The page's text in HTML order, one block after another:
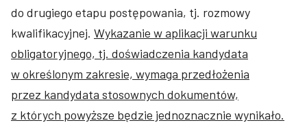
do drugiego etapu postępowania, tj. rozmowy
kwalifikacyjnej. Wykazanie w aplikacji warunku
obligatoryjnego, tj. doświadczenia kandydata
w określonym zakresie, wymaga przedłożenia
przez kandydata stosownych dokumentów,
z których powyższe będzie jednoznacznie wynikało.